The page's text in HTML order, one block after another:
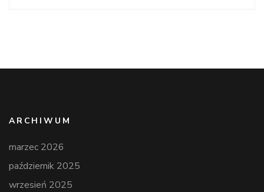
ARCHIWUM
marzec 2026
październik 2025
wrzesień 2025